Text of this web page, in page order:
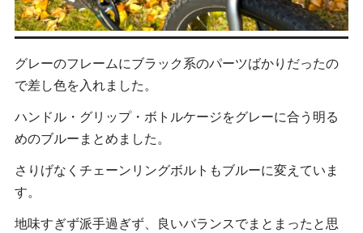
グレーのフレームにブラック系のパーツばかりだったの
で差し色を入れました。
ハンドル・グリップ・ボトルケージをグレーに合う明る
めのブルーまとめました。
さりげなくチェーンリングボルトもブルーに変えていま
す。
地味すぎず派手過ぎず、良いバランスでまとまったと思